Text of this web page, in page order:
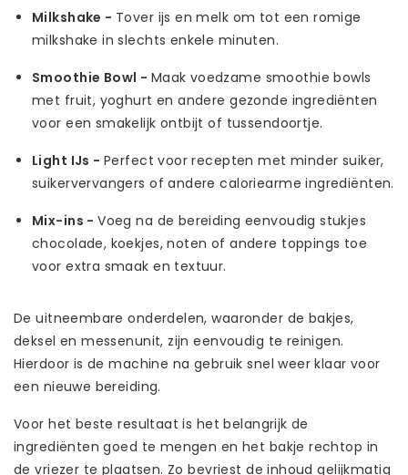
Milkshake - Tover ijs en melk om tot een romige
milkshake in slechts enkele minuten.
Smoothie Bowl - Maak voedzame smoothie bowls
met fruit, yoghurt en andere gezonde ingrediënten
voor een smakelijk ontbijt of tussendoortje.
Light IJs -Perfect voor recepten met minder suiker,
suikervervangers of andere caloriearme ingrediënten.
Mix-ins -Voeg na de bereiding eenvoudig stukjes
chocolade, koekjes, noten of andere toppings toe
voor extra smaak en textuur.
De uitneembare onderdelen, waaronder de bakjes,
deksel en messenunit, zijn eenvoudig te reinigen.
Hierdoor is de machine na gebruik snel weer klaar voor
een nieuwe bereiding.
Voor het beste resultaat is het belangrijk de
ingrediënten goed te mengen en het bakje rechtop in
de vriezer te plaatsen. Zo bevriest de inhoud gelijkmatig